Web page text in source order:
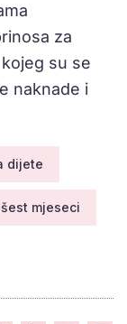
za
su se
naknade i
dijete
šest mjeseci